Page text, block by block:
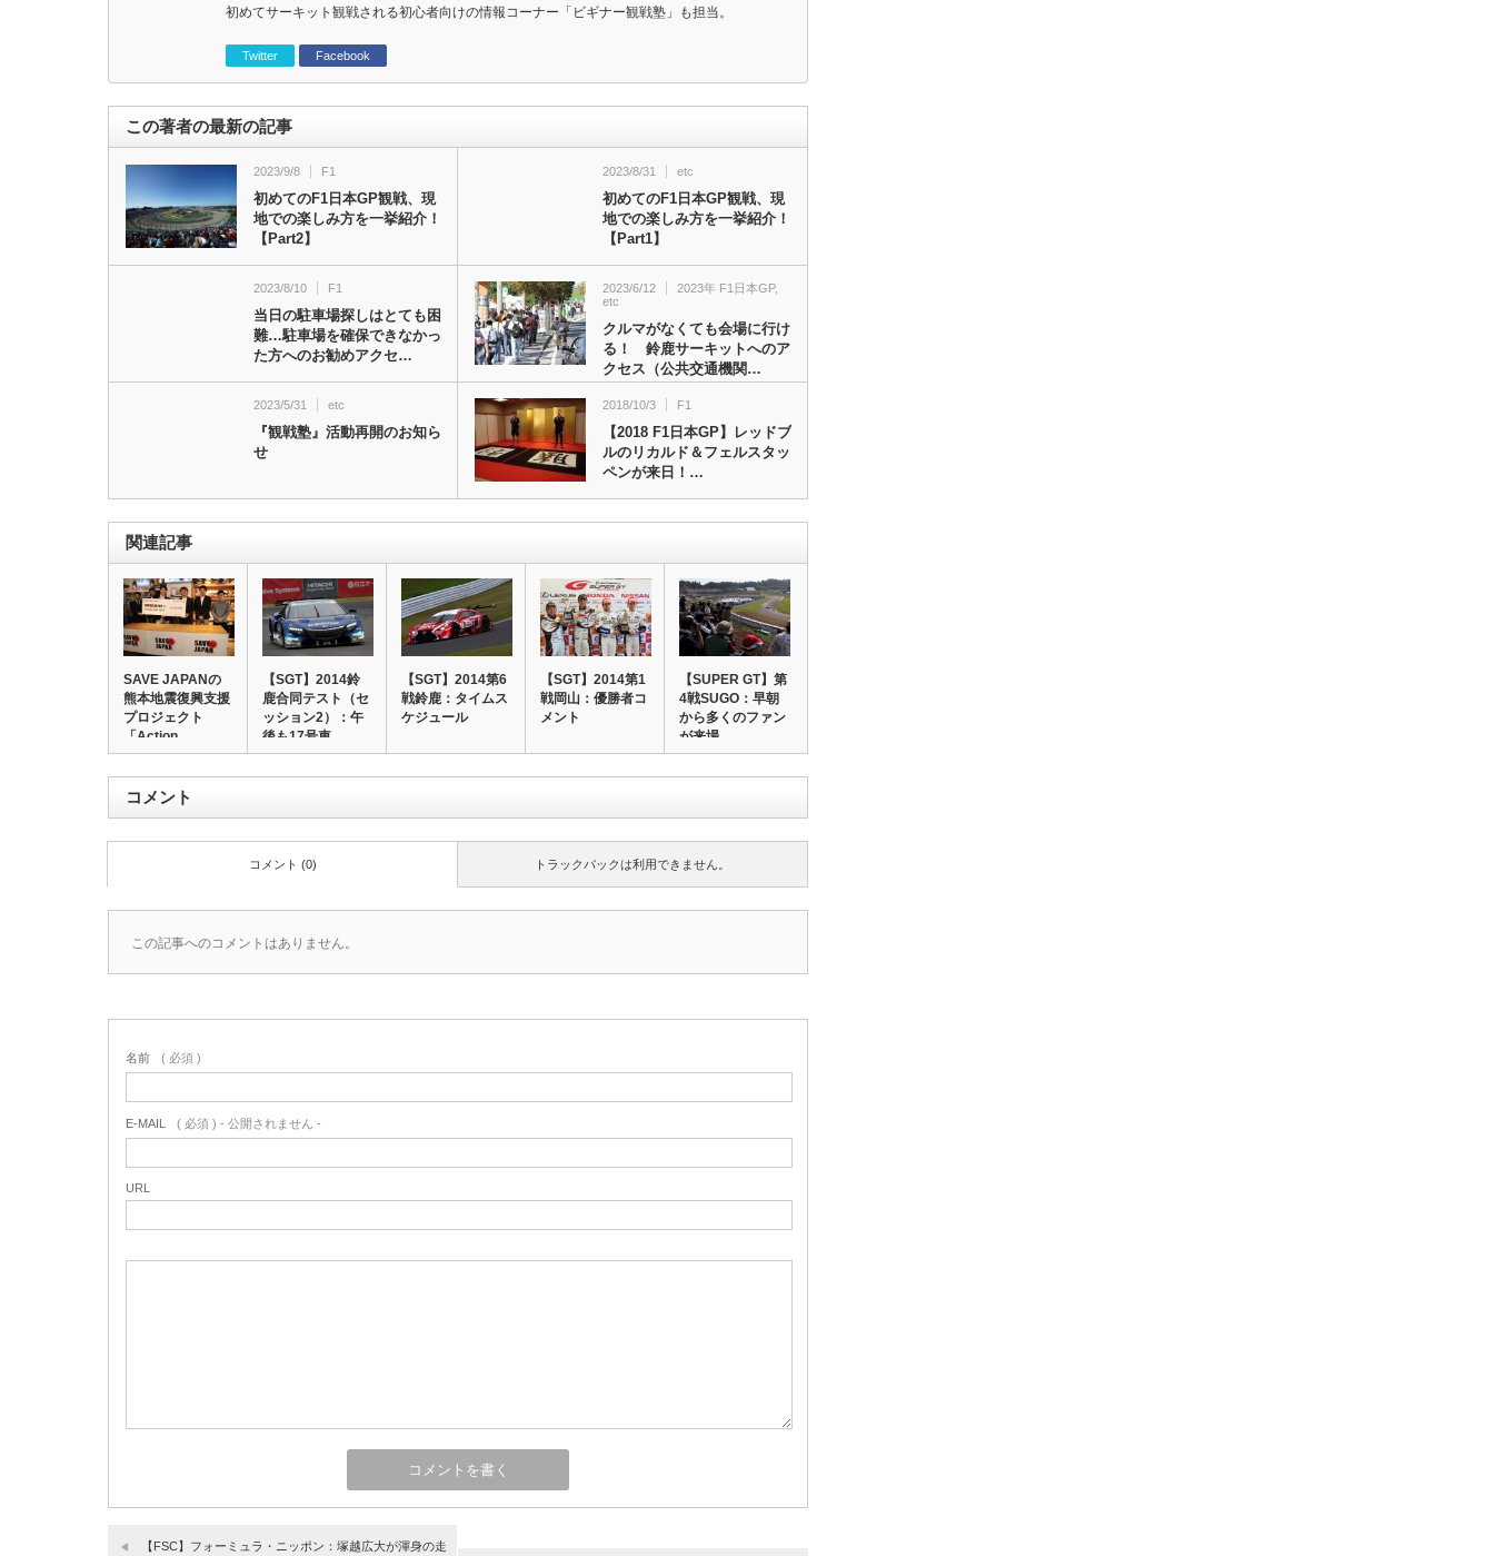
初めてサーキット観戦される初心者向けの情報コーナー「ビギナー観戦塾」も担当。
Twitter Facebook
この著者の最新の記事
2023/9/8 F1
初めてのF1日本GP観戦、現
地での楽しみ方を一挙紹介！
【Part2】
2023/8/31 etc
初めてのF1日本GP観戦、現
地での楽しみ方を一挙紹介！
【Part1】
2023/8/10 F1
当日の駐車場探しはとても困
難…駐車場を確保できなかっ
た方へのお勧めアクセ…
2023/6/12 2023年 F1日本GP,
etc
クルマがなくても会場に行け
る！ 鈴鹿サーキットへのア
クセス（公共交通機関…
2023/5/31 etc
『観戦塾』活動再開のお知ら
せ
2018/10/3 F1
【2018 F1日本GP】レッドブ
ルのリカルド＆フェルスタッ
ペンが来日！…
関連記事
SAVE JAPANの
熊本地震復興支援
プロジェクト
「Action…
【SGT】2014鈴
鹿合同テスト（セ
ッション2）：午
後も17号車…
【SGT】2014第6
戦鈴鹿：タイムス
ケジュール
【SGT】2014第1
戦岡山：優勝者コ
メント
【SUPER GT】第
4戦SUGO：早朝
から多くのファン
が来場。…
コメント
トラックバックは利用できません。
コメント (0)
この記事へのコメントはありません。
名前 ( 必須 )
E-MAIL ( 必須 ) - 公開されません -
URL
【FSC】フォーミュラ・ニッポン：塚越広大が渾身の走